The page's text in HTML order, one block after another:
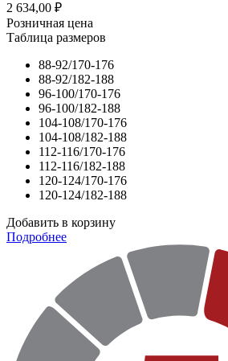
2 634,00 ₽
Розничная цена
Таблица размеров
88-92/170-176
88-92/182-188
96-100/170-176
96-100/182-188
104-108/170-176
104-108/182-188
112-116/170-176
112-116/182-188
120-124/170-176
120-124/182-188
Добавить в корзину
Подробнее